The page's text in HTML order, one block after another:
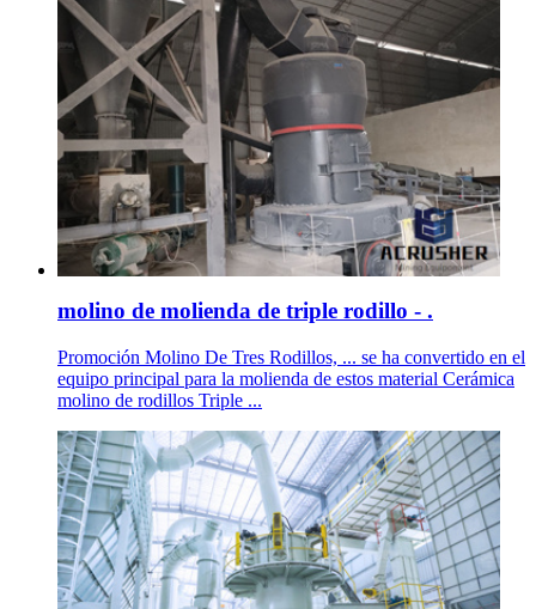
molino de molienda de triple rodillo - .
Promoción Molino De Tres Rodillos, ... se ha convertido en el
equipo principal para la molienda de estos material Cerámica
molino de rodillos Triple ...